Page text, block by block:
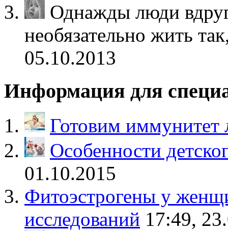
Однажды люди
необязательно жить
05.10.2013
Информация для
Готовим иммунитет
Особенности
01.10.2015
Фитоэстрогены у
исследований 17:49,